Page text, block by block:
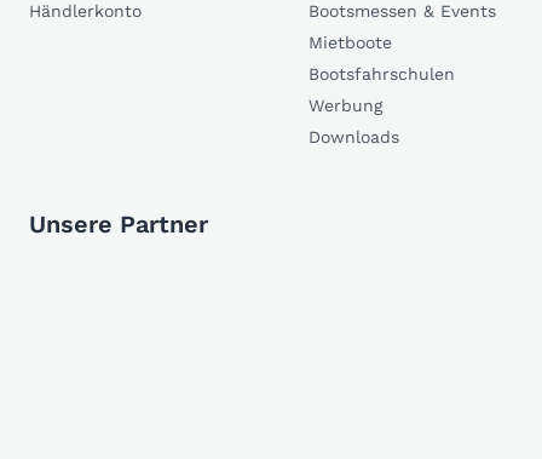
Händlerkonto
Bootsmessen & Events
Mietboote
Bootsfahrschulen
Werbung
Downloads
Unsere Partner